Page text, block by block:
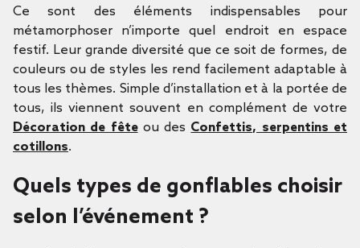
Ce sont des éléments indispensables pour
métamorphoser n’importe quel endroit en espace
festif. Leur grande diversité que ce soit de formes, de
couleurs ou de styles les rend facilement adaptable à
tous les thèmes. Simple d’installation et à la portée de
tous, ils viennent souvent en complément de votre
Décoration de fêteou des Confettis, serpentins et
cotillons.
Quels types de gonflables choisir
selon l’événement ?